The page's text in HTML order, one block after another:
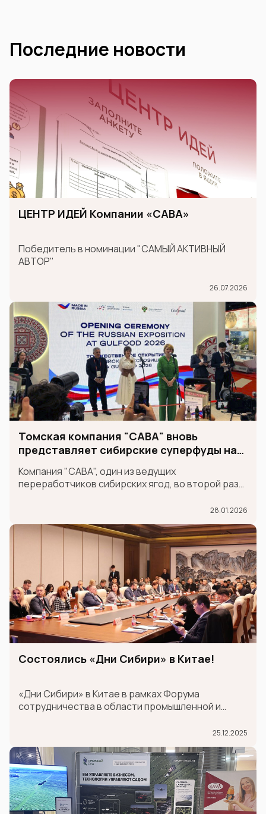
Последние новости
ЦЕНТР ИДЕЙ Компании «САВА»
Победитель в номинации "САМЫЙ АКТИВНЫЙ
АВТОР"
26.07.2026
Томская компания "САВА" вновь
представляет сибирские суперфуды на
Компания "САВА", один из ведущих
переработчиков сибирских ягод, во второй раз
международной продовольственной выставке
GULFOOD в составе экспозиции MADE IN RUSSIA,
которая проходит в Дубае 26-30 января.
28.01.2026
Состоялись «Дни Сибири» в Китае!
«Дни Сибири» в Китае в рамках Форума
сотрудничества в области промышленной и
провинцией Шаньдун и странами Шанхайской
организации сотрудничества (ШОС).
25.12.2025